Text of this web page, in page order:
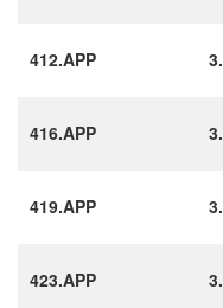
412.APP
416.APP
419.APP
423.APP